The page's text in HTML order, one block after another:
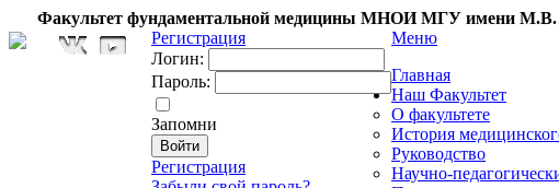
Факультет фундаментальной медицины МНОИ МГУ имени М.В.
Регистрация
Логин:
Пароль:
Запомни
Регистрация
Меню
Главная
Наш Факультет
О факультете
История
Руководство
Научно-